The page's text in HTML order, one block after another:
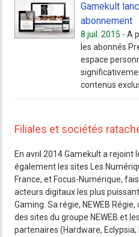
Gamekult
abonnement
8 juil. 2015 -A
les abonnés
espace
contenus
Filiales et sociétés
En avril 2014 Gamekult a rejoint
également les sites Les
France, et Focus-Numérique,
acteurs digitaux les plus
Gaming. Sa régie, NEWEB
des sites du groupe NEWEB et
partenaires (Hardware,